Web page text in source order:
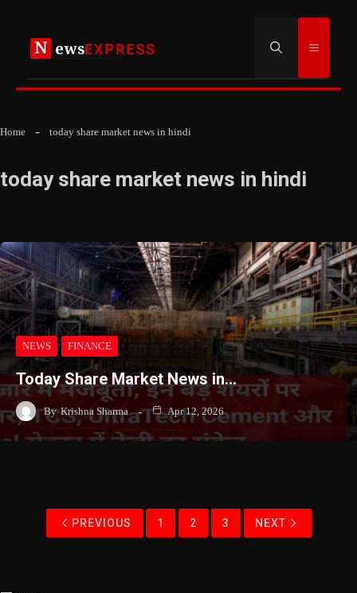
content
Menu
Home today share market news in hindi
today share market news in hindi
NEWS FINANCE
Today Share Market News in…
By Krishna Sharma Apr 12, 2026
PREVIOUS 1 2 3 NEXT